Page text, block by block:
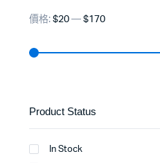
價格: $20— $170
Product Status
In Stock